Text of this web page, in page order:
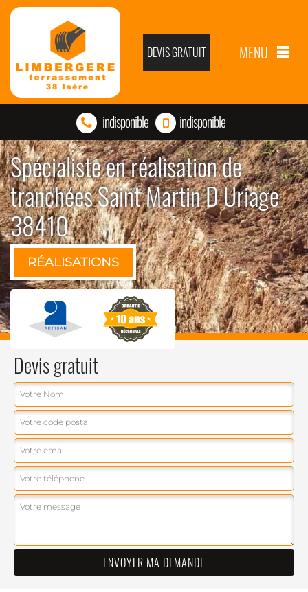
DEVIS GRATUIT MENU
indisponible indisponible
Spécialiste en réalisation de
tranchées Saint Martin D Uriage
38410
RÉALISATIONS
Devis gratuit